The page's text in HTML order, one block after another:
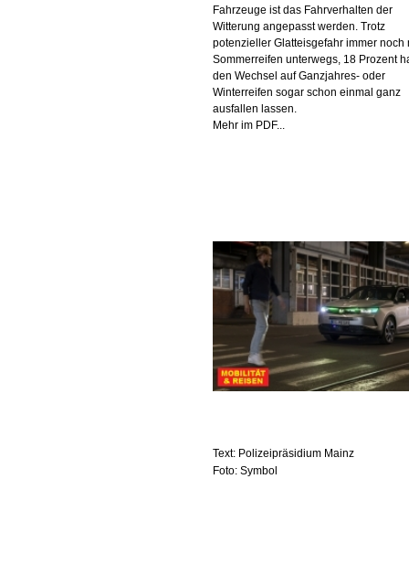
Fahrzeuge ist das Fahrverhalten der
Witterung angepasst werden. Trotz
potenzieller Glatteisgefahr immer noch
Sommerreifen unterwegs, 18 Prozent
den Wechsel auf Ganzjahres- oder
Winterreifen sogar schon einmal ganz
ausfallen lassen.
Mehr im PDF...
Text: Polizeipräsidium Mainz
Foto: Symbol